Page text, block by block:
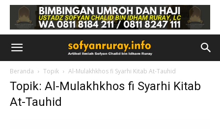
Beranda Topik Al-Mulakhkhos fi Syarhi Kitab At-Tauhid
Topik: Al-Mulakhkhos fi Syarhi Kitab
At-Tauhid